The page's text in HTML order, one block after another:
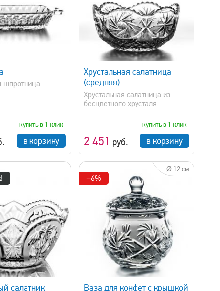
шпротница
купить в 1 клик
в корзину
Хрустальная салатница
(средняя)
Хрустальная салатница из
бесцветного хрусталя
2 451 руб.
купить в 1 клик
в корзину
салатник
−6%
Ø 12 см
просмотр
Ваза для конфет с крышкой